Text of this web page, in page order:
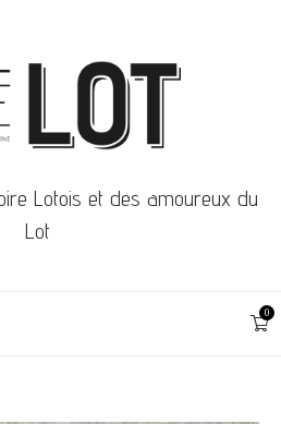
Lotois et des amoureux du
Lot
0